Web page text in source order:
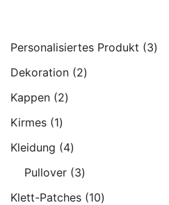
Personalisiertes Produkt 33
Dekoration 22
Kappen 22
Kirmes 11
Produkt
Kleidung 44
Produkte
Pullover 33
Produkte
Klett-Patches 1010